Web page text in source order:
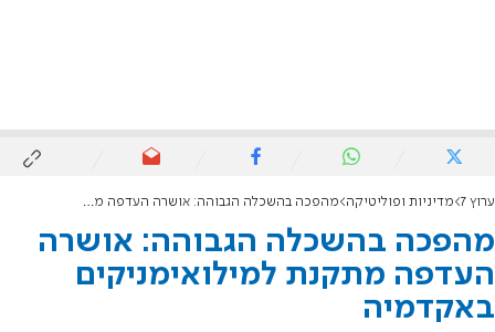
ערוץ 7 מדיניות ופוליטיקה מהפכה בהשכלה הגבוהה: אושרה העדפה מתקנת למילואימניקים באקדמיה
מהפכה בהשכלה הגבוהה: אושרה
העדפה מתקנת למילואימניקים
באקדמיה